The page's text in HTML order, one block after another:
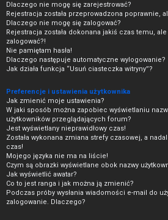
Dlaczego nie mogę się zarejestrować?
Rejestracja została przeprowadzona poprawnie,
Dlaczego nie mogę się zalogować?
Rejestracja została dokonana jakiś czas temu,
zalogować?!
Nie pamiętam hasła!
Dlaczego następuje automatyczne wylogowanie?
Jak działa funkcja “Usuń ciasteczka witryny”?
Preferencje i ustawienia użytkownika
Jak zmienić moje ustawienia?
W jaki sposób można zapobiec wyświetlaniu
użytkowników przeglądających forum?
Jest wyświetlany nieprawidłowy czas!
Została wykonana zmiana strefy czasowej, a
czas!
Mojego języka nie ma na liście!
Czym są obrazki wyświetlane obok nazwy
Jak wyświetlić awatar?
Co to jest ranga i jak można ją zmienić?
Podczas próby wysłania wiadomości e-mail do
zalogowanie. Dlaczego?